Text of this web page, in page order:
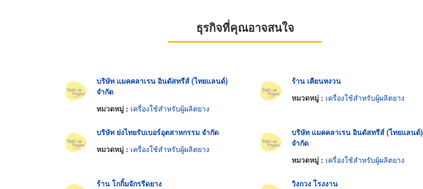
ธุรกิจที่คุณอาจสนใจ
บริษัท แมคคลาเรน อินดัสทรีส์ (ไทยแลนด์)
จำกัด
หมวดหมู่ : เครื่องใช้สำหรับผู้ผลิตยาง
ร้าน เคียนหงวน
หมวดหมู่ : เครื่องใช้สำหรับผู้ผลิตยาง
บริษัท ย่งไทยรับเบอร์อุตสาหกรรม จำกัด
หมวดหมู่ : เครื่องใช้สำหรับผู้ผลิตยาง
บริษัท แมคคลาเรน อินดัสทรีส์ (ไทยแลนด์)
จำกัด
หมวดหมู่ : เครื่องใช้สำหรับผู้ผลิตยาง
ร้าน โกกิ้มจักรรีดยาง
วิงกวง โรงงาน